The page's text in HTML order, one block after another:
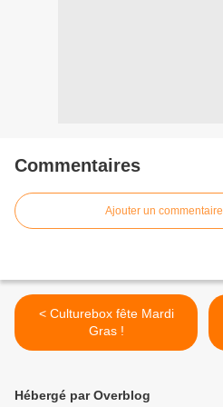
Commentaires
Ajouter un commentaire
< Culturebox fête Mardi
Gras !
Hébergé par Overblog